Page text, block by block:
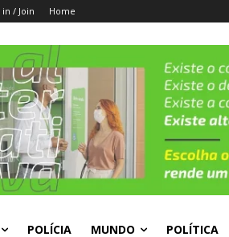
in / Join Home
POLÍCIA MUNDO POLÍTICA